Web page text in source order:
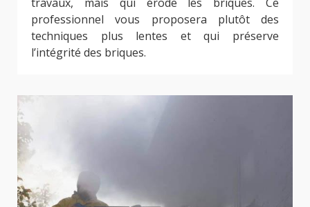
professionnel vous proposera plutôt des
techniques plus lentes et qui préserve
l’intégrité des briques.